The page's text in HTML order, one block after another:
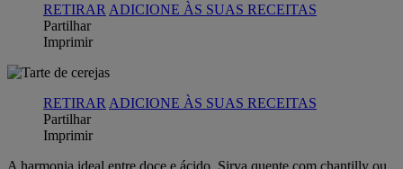
RETIRAR ADICIONE ÀS SUAS RECEITAS
Partilhar
Imprimir
RETIRAR ADICIONE ÀS SUAS RECEITAS
Partilhar
Imprimir
A harmonia ideal entre doce e ácido. Sirva quente com chantilly ou